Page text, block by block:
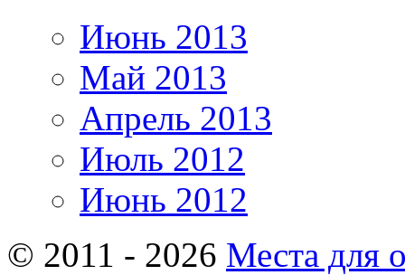
Июнь 2013
Май 2013
Апрель 2013
Июль 2012
Июнь 2012
© 2011 - 2026 Места для